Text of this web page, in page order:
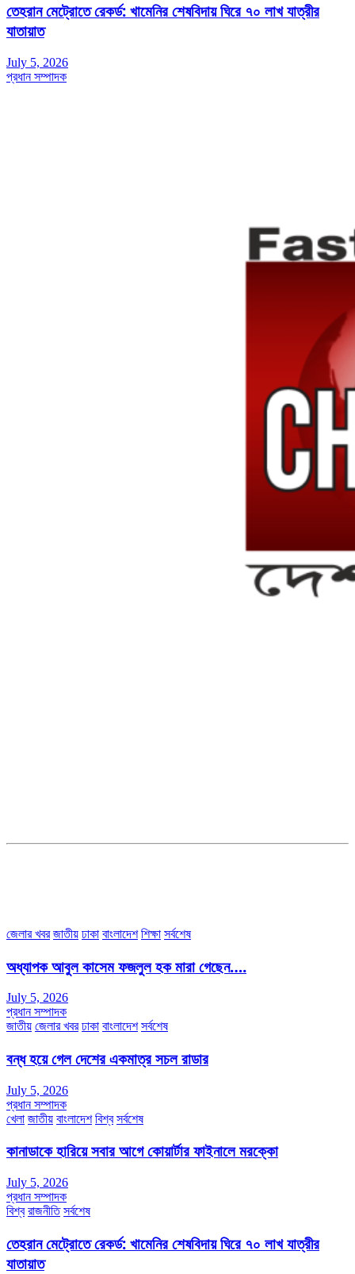
তেহরান মেট্রোতে রেকর্ড: খামেনির শেষবিদায় ঘিরে ৭০ লাখ যাত্রীর
যাতায়াত
July 5, 2026
প্রধান সম্পাদক
জেলার খবর জাতীয় ঢাকা বাংলাদেশ শিক্ষা সর্বশেষ
অধ্যাপক আবুল কাসেম ফজলুল হক মারা গেছেন….
July 5, 2026
প্রধান সম্পাদক
জাতীয় জেলার খবর ঢাকা বাংলাদেশ সর্বশেষ
বন্ধ হয়ে গেল দেশের একমাত্র সচল রাডার
July 5, 2026
প্রধান সম্পাদক
খেলা জাতীয় বাংলাদেশ বিশ্ব সর্বশেষ
কানাডাকে হারিয়ে সবার আগে কোয়ার্টার ফাইনালে মরক্কো
July 5, 2026
প্রধান সম্পাদক
বিশ্ব রাজনীতি সর্বশেষ
তেহরান মেট্রোতে রেকর্ড: খামেনির শেষবিদায় ঘিরে ৭০ লাখ যাত্রীর
যাতায়াত